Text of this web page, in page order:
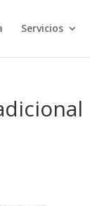
Servicios